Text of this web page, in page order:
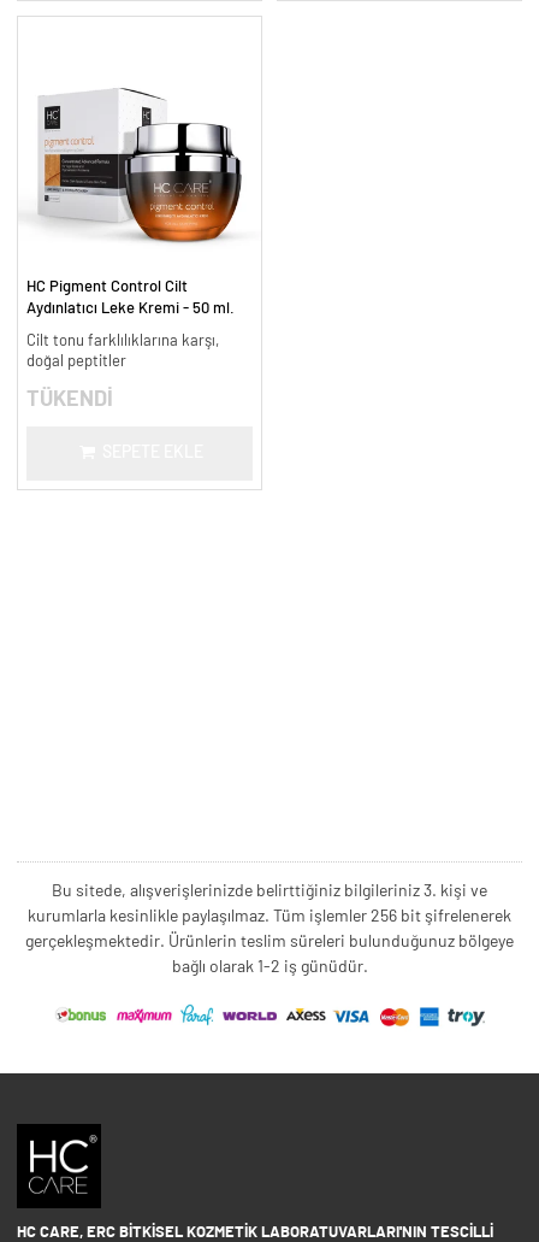
HC Pigment Control Cilt
Aydınlatıcı Leke Kremi - 50 ml.
Cilt tonu farklılıklarına karşı,
doğal peptitler
TÜKENDİ
Bu sitede, alışverişlerinizde belirttiğiniz bilgileriniz 3. kişi ve
kurumlarla kesinlikle paylaşılmaz. Tüm işlemler 256 bit şifrelenerek
gerçekleşmektedir. Ürünlerin teslim süreleri bulunduğunuz bölgeye
bağlı olarak 1-2 iş günüdür.
HC CARE, ERC BITKISEL KOZMETIK LABORATUVARLARI'NIN TESCILLI